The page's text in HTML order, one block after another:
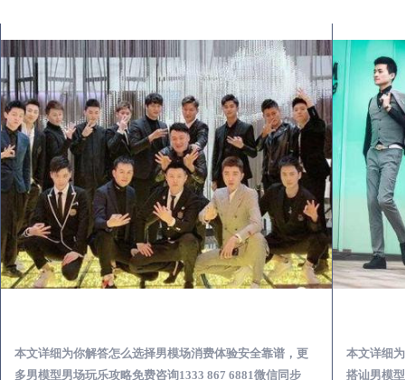
本文详细为你解答怎么选择男模场消费体验安全靠谱，更
多男模型男场玩乐攻略免费咨询1333 867 6881微信同步
本文详细
搭讪男模